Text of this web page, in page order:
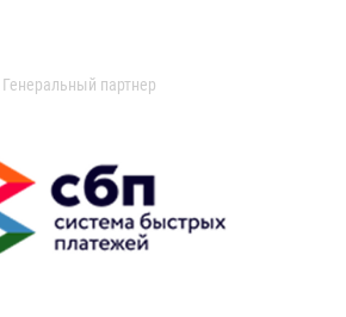
Генеральный партнер